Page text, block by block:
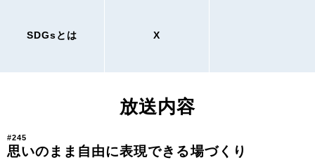
SDGsとは X
放送内容
#245
思いのまま自由に表現できる場づくり